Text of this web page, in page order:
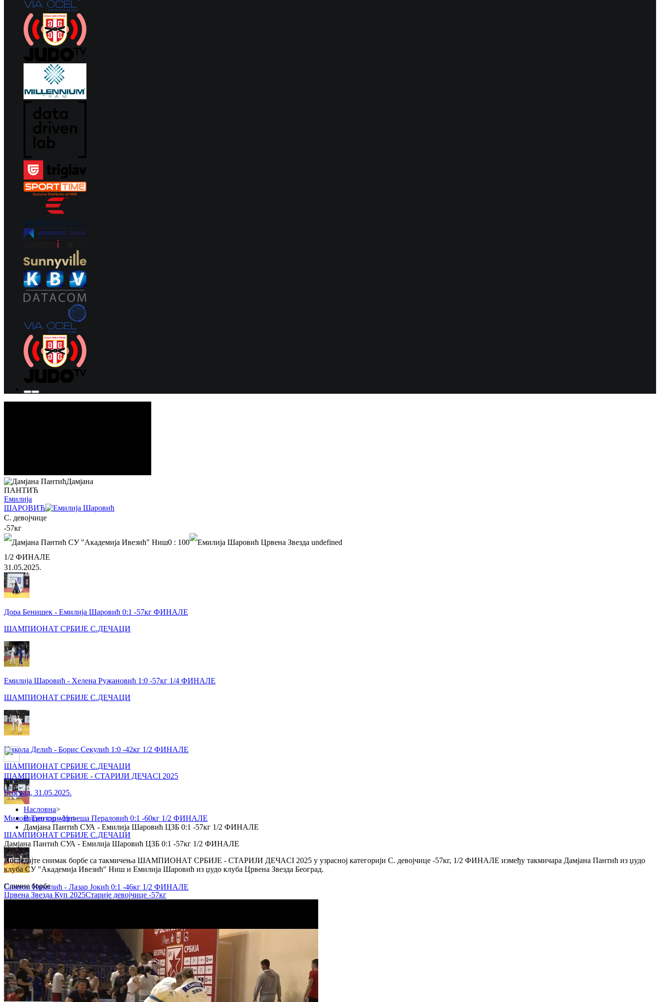
Дамјана
ПАНТИЋ
Емилија
ШАРОВИЋ
С. девојчице
-57кг
0 : 100
1/2 ФИНАЛЕ
31.05.2025.
Дора Бенишек - Емилија Шаровић 0:1 -57кг ФИНАЛЕ
ШАМПИОНАТ СРБИЈЕ С.ДЕЧАЦИ
Емилија Шаровић - Хелена Ружановић 1:0 -57кг 1/4 ФИНАЛЕ
ШАМПИОНАТ СРБИЈЕ С.ДЕЧАЦИ
Никола Делић - Борис Секулић 1:0 -42кг 1/2 ФИНАЛЕ
ШАМПИОНАТ СРБИЈЕ С.ДЕЧАЦИ
Милош Тинтор - Угљеша Пераловић 0:1 -60кг 1/2 ФИНАЛЕ
ШАМПИОНАТ СРБИЈЕ С.ДЕЧАЦИ
Симеон Николић - Лазар Јокић 0:1 -46кг 1/2 ФИНАЛЕ
Мила Драгојловић - Дуња Јовић 1:0 -52кг 1/2 ФИНАЛЕ
ШАМПИОНАТ СРБИЈЕ С.ДЕЧАЦИ
ШАМПИОНАТ СРБИЈЕ - СТАРИЈИ ДЕЧАCI 2025
Београд, 31.05.2025.
Насловна>
Видео снимци>
Дамјана Пантић СУА - Емилија Шаровић ЦЗБ 0:1 -57кг 1/2 ФИНАЛЕ
Дамјана Пантић СУА - Емилија Шаровић ЦЗБ 0:1 -57кг 1/2 ФИНАЛЕ
Погледајте снимак борбе са такмичења ШАМПИОНАТ СРБИЈЕ - СТАРИЈИ ДЕЧАCI 2025 у узрасној категорији С. девојчице -57кг, 1/2 ФИНАЛЕ између такмичара Дамјана Пантић из џудо
клуба СУ "Академија Ивезић" Ниш и Емилија Шаровић из џудо клуба Црвена Звезда Београд.
Сличне борбе
Црвена Звезда Куп 2025Старије девојчице -57кг